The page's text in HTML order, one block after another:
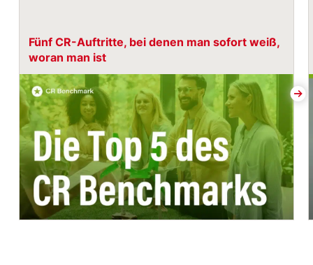
Fünf CR-Auftritte, bei denen man sofort weiß,
woran man ist